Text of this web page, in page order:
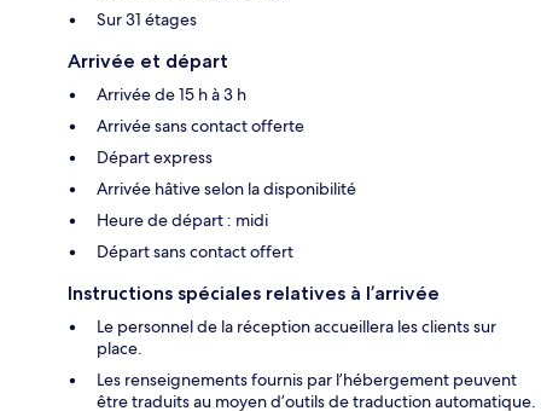
Sur 31 étages
Arrivée et départ
Arrivée de 15 h à 3 h
Arrivée sans contact offerte
Départ express
Arrivée hâtive selon la disponibilité
Heure de départ : midi
Départ sans contact offert
Instructions spéciales relatives à l’arrivée
Le personnel de la réception accueillera les clients sur
place.
Les renseignements fournis par l’hébergement peuvent
être traduits au moyen d’outils de traduction automatique.